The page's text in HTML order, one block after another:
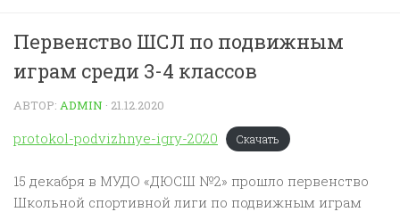
Первенство ШСЛ по подвижным
играм среди 3-4 классов
АВТОР: ADMIN · 21.12.2020
protokol-podvizhnye-igry-2020 Скачать
15 декабря в МУДО «ДЮСШ №2» прошло первенство
Школьной спортивной лиги по подвижным играм